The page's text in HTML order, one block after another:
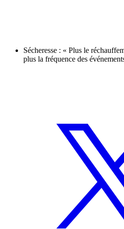
Sécheresse : « Plus le
plus la fréquence des